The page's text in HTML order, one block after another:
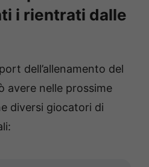
i rientrati dalle
dell’allenamento del
avere nelle prossime
diversi giocatori di